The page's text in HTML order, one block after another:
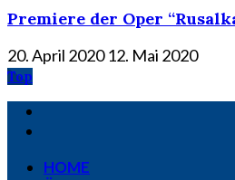
Premiere der Oper
20. April 2020 12. Mai 2020
Top
HOME